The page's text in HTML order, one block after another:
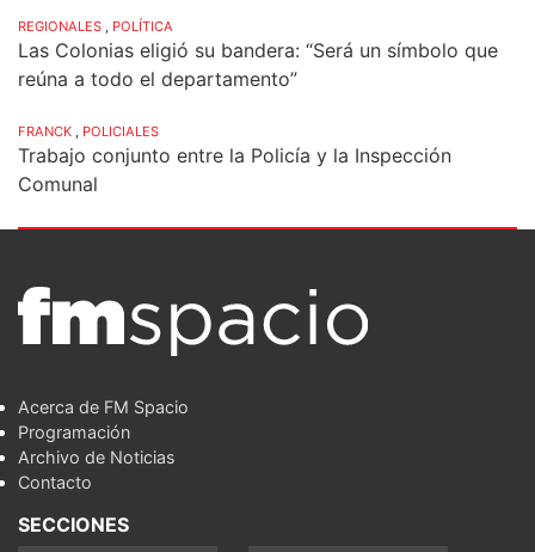
REGIONALES , POLÍTICA
Las Colonias eligió su bandera: “Será un símbolo que
reúna a todo el departamento”
FRANCK , POLICIALES
Trabajo conjunto entre la Policía y la Inspección
Comunal
Acerca de FM Spacio
Programación
Archivo de Noticias
Contacto
SECCIONES